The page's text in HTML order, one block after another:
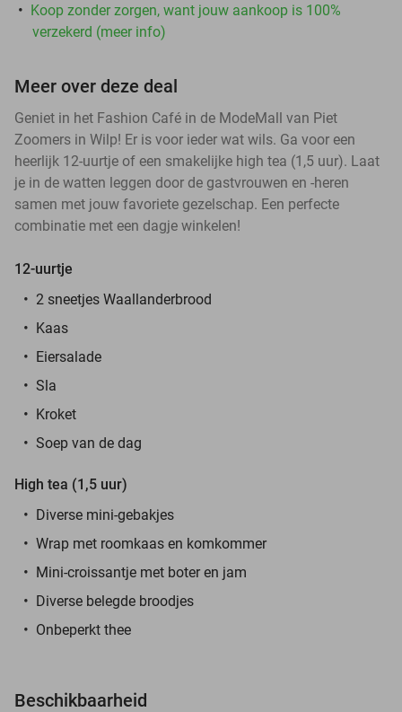
Koop zonder zorgen, want jouw aankoop is 100%
verzekerd (meer info)
Meer over deze deal
Geniet in het Fashion Café in de ModeMall van Piet
Zoomers in Wilp! Er is voor ieder wat wils. Ga voor een
heerlijk 12-uurtje of een smakelijke high tea (1,5 uur). Laat
je in de watten leggen door de gastvrouwen en -heren
samen met jouw favoriete gezelschap. Een perfecte
combinatie met een dagje winkelen!
12-uurtje
2 sneetjes Waallanderbrood
Kaas
Eiersalade
Sla
Kroket
Soep van de dag
High tea (1,5 uur)
Diverse mini-gebakjes
Wrap met roomkaas en komkommer
Mini-croissantje met boter en jam
Diverse belegde broodjes
Onbeperkt thee
Beschikbaarheid